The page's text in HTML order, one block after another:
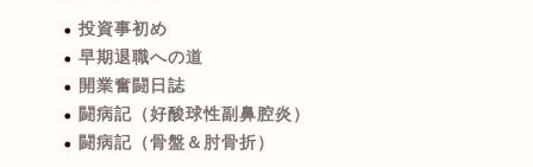
投資事初め
早期退職への道
開業奮闘日誌
闘病記（好酸球性副鼻腔炎）
闘病記（骨盤＆肘骨折）